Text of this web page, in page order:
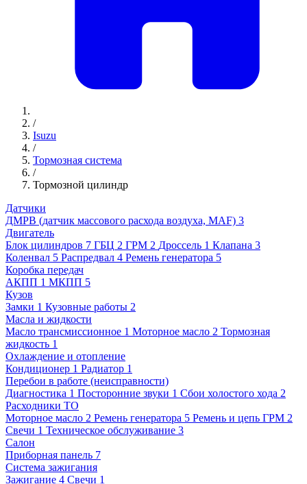
/
Isuzu
/
Тормозная система
/
Тормозной цилиндр
Датчики
ДМРВ (датчик массового расхода воздуха, MAF) 3
Двигатель
Блок цилиндров 7 ГБЦ 2 ГРМ 2 Дроссель 1 Клапана 3
Коленвал 5 Распредвал 4 Ремень генератора 5
Коробка передач
АКПП 1 МКПП 5
Кузов
Замки 1 Кузовные работы 2
Масла и жидкости
Масло трансмиссионное 1 Моторное масло 2 Тормозная
жидкость 1
Охлаждение и отопление
Кондиционер 1 Радиатор 1
Перебои в работе (неисправности)
Диагностика 1 Посторонние звуки 1 Сбои холостого хода 2
Расходники ТО
Моторное масло 2 Ремень генератора 5 Ремень и цепь ГРМ 2
Свечи 1 Техническое обслуживание 3
Салон
Приборная панель 7
Система зажигания
Зажигание 4 Свечи 1